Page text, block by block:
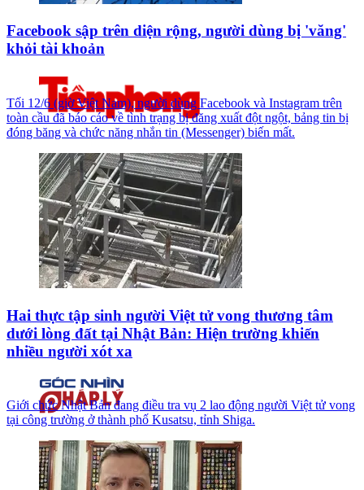
Facebook sập trên diện rộng, người dùng bị 'văng'
khỏi tài khoản
Tối 12/6 (giờ Việt Nam), người dùng Facebook và Instagram trên
toàn cầu đã báo cáo về tình trạng bị đăng xuất đột ngột, bảng tin bị
đóng băng và chức năng nhắn tin (Messenger) biến mất.
Hai thực tập sinh người Việt tử vong thương tâm
dưới lòng đất tại Nhật Bản: Hiện trường khiến
nhiều người xót xa
Giới chức Nhật Bản đang điều tra vụ 2 lao động người Việt tử vong
tại công trường ở thành phố Kusatsu, tỉnh Shiga.